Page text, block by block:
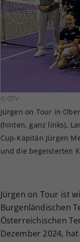
© ÖTV
Jürgen on Tour in
(hinten, ganz links),
Cup-Kapitän Jürgen
und die begeisterten
Jürgen on Tour ist
Burgenländischen
Österreichischen
Dezember 2024,